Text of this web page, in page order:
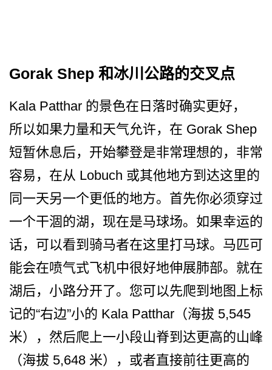
Gorak Shep 和冰川公路的交叉点
Kala Patthar 的景色在日落时确实更好，
所­以如果力量和天气允许，在 Gorak Shep
短暂休息后，开始攀登是非常­理想的，非常
容易，在从 Lobuch 或其他地方到达这里的
同一天­另一个更低的地方。首先你必须穿过
一个干涸的湖，现­在是马球场。如果幸运的
话，可以看到骑马者在这里打­马球。马匹可
能会在喷气式飞机中很好地伸展肺部。就­在
湖后，小路分开了。您可以先爬到地图上标
记的“右­边”小的 Kala Patthar（海拔 5,545
米），然后爬上一小段山脊到­达更高的山峰
（海拔 5,648 米），或者直接前往更高的